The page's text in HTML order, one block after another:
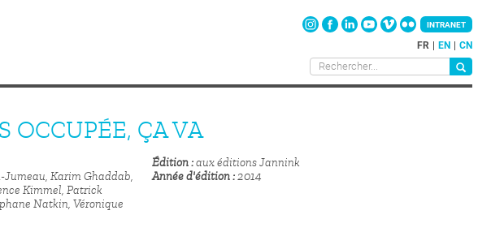
FR EN CN
INTRANET
OCCUPÉE, ÇA VA
Jumeau, Karim Ghaddab,
Kimmel, Patrick
Natkin, Véronique
Édition aux éditions Jannink
Année d'édition 2014